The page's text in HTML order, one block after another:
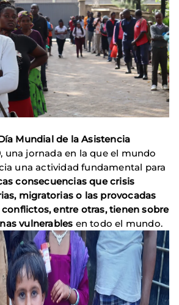
Mundial de la Asistencia
, una jornada en la que el mundo
una actividad fundamental para
consecuencias que crisis
migratorias o las provocadas
entre otras, tienen sobre
vulnerables en todo el mundo.